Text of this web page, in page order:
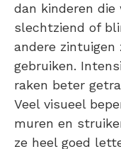
dan kinderen die
slechtziend of
andere zintuigen
gebruiken.
raken beter
Veel visueel
muren en
ze heel goed